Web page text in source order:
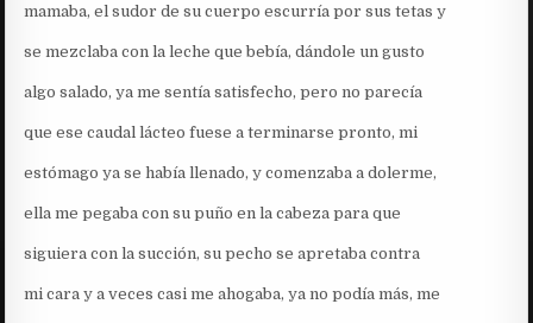
mamaba, el sudor de su cuerpo escurría por sus tetas y
se mezclaba con la leche que bebía, dándole un gusto
algo salado, ya me sentía satisfecho, pero no parecía
que ese caudal lácteo fuese a terminarse pronto, mi
estómago ya se había llenado, y comenzaba a dolerme,
ella me pegaba con su puño en la cabeza para que
siguiera con la succión, su pecho se apretaba contra
mi cara y a veces casi me ahogaba, ya no podía más, me